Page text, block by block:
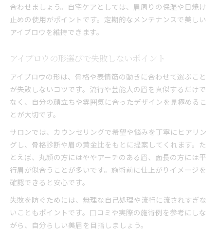
合わせましょう。自宅ケアとしては、眉周りの保湿や日焼け
止めの使用がポイントです。定期的なメンテナンスで美しい
アイブロウを維持できます。
アイブロウの形選びで失敗しないポイント
アイブロウの形は、骨格や表情筋の動きに合わせて選ぶこと
が失敗しないコツです。流行や芸能人の眉を真似するだけで
なく、自分の顔立ちや雰囲気に合ったデザインを見極めるこ
とが大切です。
サロンでは、カウンセリングで希望や悩みを丁寧にヒアリン
グし、骨格診断や眉の黄金比をもとに提案してくれます。た
とえば、丸顔の方にはややアーチのある眉、面長の方には平
行眉が似合うことが多いです。施術前に仕上がりイメージを
確認できると安心です。
失敗を防ぐためには、無理な自己処理や流行に流されすぎな
いこともポイントです。口コミや実際の施術例を参考にしな
がら、自分らしい美眉を目指しましょう。